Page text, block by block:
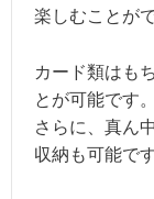
楽しむことが
カード類はも
とが可能です。
さらに、真ん
収納も可能です